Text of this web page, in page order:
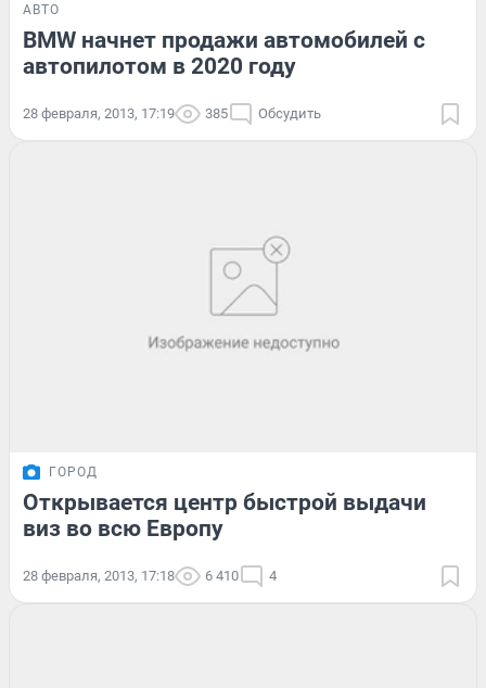
АВТО
BMW начнет продажи автомобилей с
автопилотом в 2020 году
28 февраля, 2013, 17:19 385 Обсудить
ГОРОД
Открывается центр быстрой выдачи
виз во всю Европу
28 февраля, 2013, 17:18 6 410 4